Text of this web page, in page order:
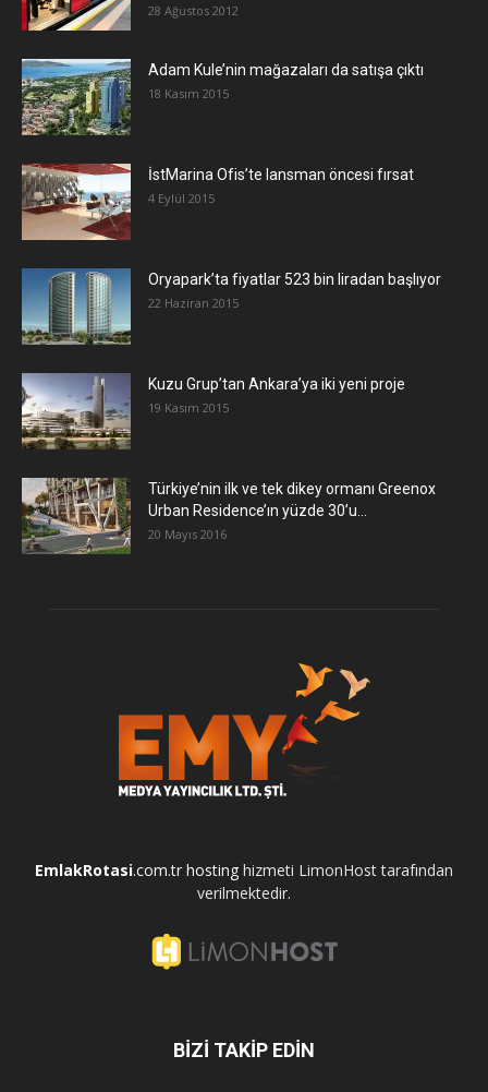
28 Ağustos 2012
Adam Kule’nin mağazaları da satışa çıktı
18 Kasım 2015
İstMarina Ofis’te lansman öncesi fırsat
4 Eylül 2015
Oryapark’ta fiyatlar 523 bin liradan başlıyor
22 Haziran 2015
​Kuzu Grup’tan Ankara’ya iki yeni proje
19 Kasım 2015
Türkiye’nin ilk ve tek dikey ormanı Greenox
Urban Residence’ın yüzde 30’u...
20 Mayıs 2016
EmlakRotasi.com.tr hosting hizmeti LimonHost tarafından
verilmektedir.
BİZİ TAKİP EDİN